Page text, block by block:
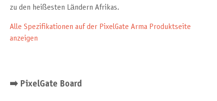
zu den heißesten Ländern Afrikas.
Alle Spezifikationen auf der PixelGate Arma Produktseite
anzeigen
➡️ PixelGate Board